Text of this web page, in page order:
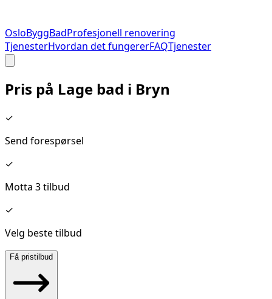
OsloByggBadProfesjonell renovering
TjenesterHvordan det fungererFAQTjenester
Pris på Lage bad i Bryn
✓
Send forespørsel
✓
Motta 3 tilbud
✓
Velg beste tilbud
Få pristilbud